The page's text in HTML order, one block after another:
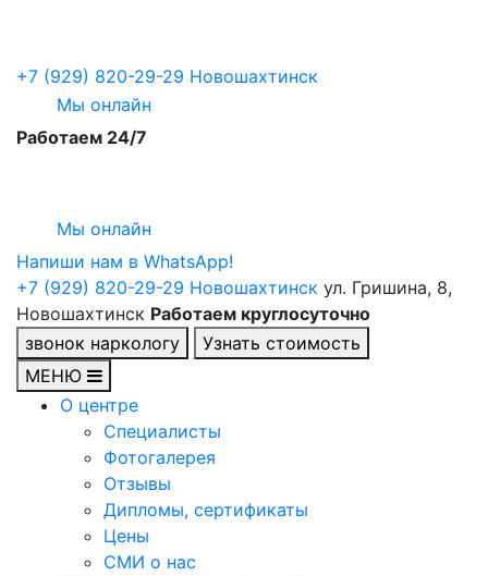
+7 (929) 820-29-29 Новошахтинск
Мы онлайн
Работаем 24/7
Мы онлайн
Напиши нам в WhatsApp!
+7 (929) 820-29-29 Новошахтинск ул. Гришина, 8,
Новошахтинск Работаем круглосуточно
звонок наркологу
Узнать стоимость
МЕНЮ
О центре
Специалисты
Фотогалерея
Отзывы
Дипломы, сертификаты
Цены
СМИ о нас